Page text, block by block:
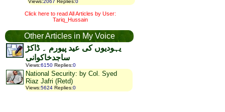
Views:2067 Replies:0
Click here to read All Articles by User:
Tariq_Hussain
Other Articles in My Voice
یہودیوں کی عید پیورم ۔ ڈاکڑ
ساجدخاکوانی
Views:6150 Replies:0
National Security: by Col. Syed
Riaz Jafri (Retd)
Views:5624 Replies:0